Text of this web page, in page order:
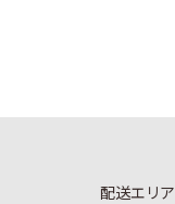
配送エリア